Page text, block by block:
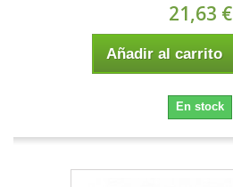
21,63 €
Añadir al carrito
En stock